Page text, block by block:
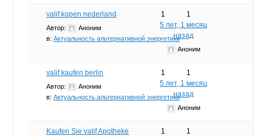
valif kopen nederland
Автор:
Аноним
в: Актуальность альтернативной энергетики
1
1
5 лет, 1 месяц
назад
Аноним
valif kaufen berlin
Автор:
Аноним
в: Актуальность альтернативной энергетики
1
1
5 лет, 1 месяц
назад
Аноним
Kaufen Sie valif Apotheke
1
1